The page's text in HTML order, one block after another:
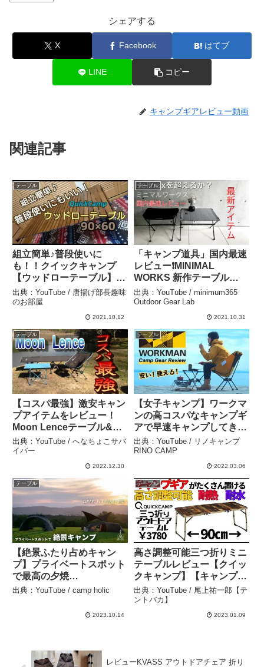
シェアする
X Facebook はてブ
LINE コピー
キャンプギアレビュー動画
関連記事
テーブル
組立簡単♪普段使いに
も！！クイックキャンプ
【ウッドローテーブル】レ
ビュー – 唐揚げ部長趣味の
お部屋
出典：YouTube / 唐揚げ部長趣味
のお部屋
2021.10.12
テーブル
「キャンプ道具」国内最速
レビュー❗️MINIMAL
WORKS 新作テーブル
『Indian Table Mesa 』
と チェア『Indian Chair
Butte』キャンプギアを詳
Outdoor Gear Lab
出典：YouTube / minimum365
Outdoor Gear Lab
2021.10.31
テーブル
【コスパ最強】激安キャン
プアイテムをレビュー！
Moon Lenceテーブル&キ
ャンピングチェア – へなち
ょこサバイバー
出典：YouTube / へなちょこサバ
イバー
2022.12.30
テーブル
【女子キャンプ】ワークマ
ンの高コスパなキャンプギ
アで早速キャンプしてきた
【ギアレビュー】 – リノキ
ャンプRINO CAMP
出典：YouTube / リノキャンプ
RINO CAMP
2022.03.06
テーブル
【絶景ふたり占めキャン
プ】プライベートスポット
で最高の夕焼
け/commanineテーブルレ
出典：YouTube / camp holic
2023.10.14
テーブル
高さ調整可能三つ折りミニ
テーブルレビュー【クイッ
クキャンプ】【キャンプ用
品】 – 尾上祐一郎【テント
バカ】
出典：YouTube / 尾上祐一郎【テ
ントバカ】
2023.01.09
レビューKVASS アウトドアチェア 折り